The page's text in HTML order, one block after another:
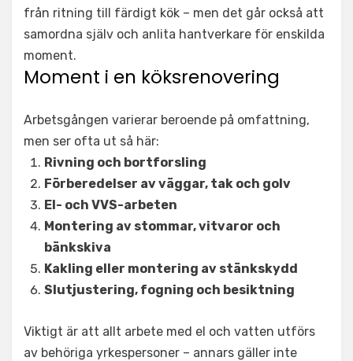
från ritning till färdigt kök – men det går också att
samordna själv och anlita hantverkare för enskilda
moment.
Moment i en köksrenovering
Arbetsgången varierar beroende på omfattning,
men ser ofta ut så här:
Rivning och bortforsling
Förberedelser av väggar, tak och golv
El- och VVS-arbeten
Montering av stommar, vitvaror och
bänkskiva
Kakling eller montering av stänkskydd
Slutjustering, fogning och besiktning
Viktigt är att allt arbete med el och vatten utförs
av behöriga yrkespersoner – annars gäller inte